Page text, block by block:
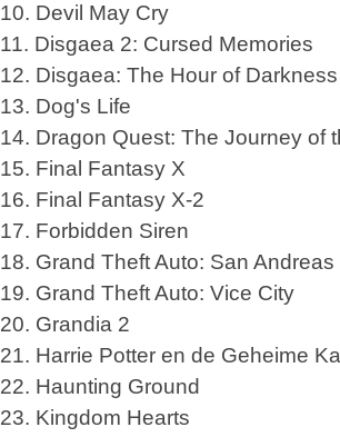
10. Devil May Cry
11. Disgaea 2: Cursed Memories
12. Disgaea: The Hour of Darkness
13. Dog's Life
14. Dragon Quest: The Journey of
15. Final Fantasy X
16. Final Fantasy X-2
17. Forbidden Siren
18. Grand Theft Auto: San Andreas
19. Grand Theft Auto: Vice City
20. Grandia 2
21. Harrie Potter en de Geheime
22. Haunting Ground
23. Kingdom Hearts